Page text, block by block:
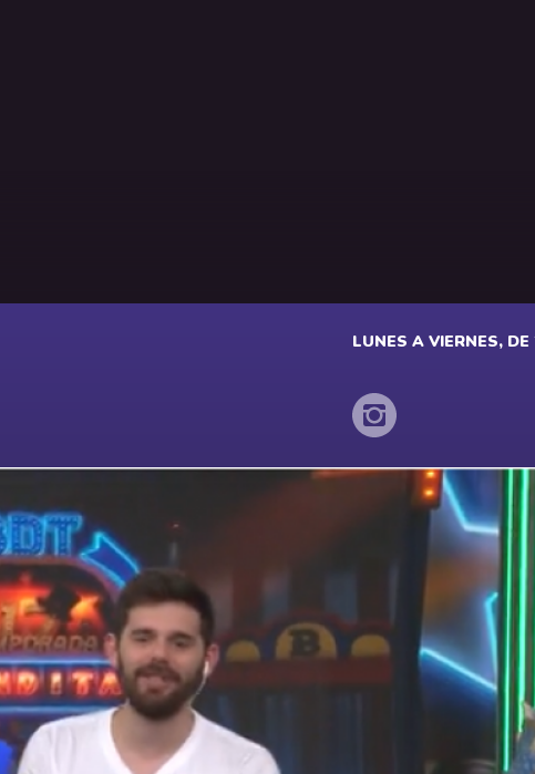
LUNES A VIERNES,